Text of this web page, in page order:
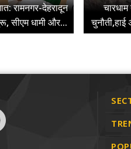
रामनगर-देहरादून
सीएम धामी और...